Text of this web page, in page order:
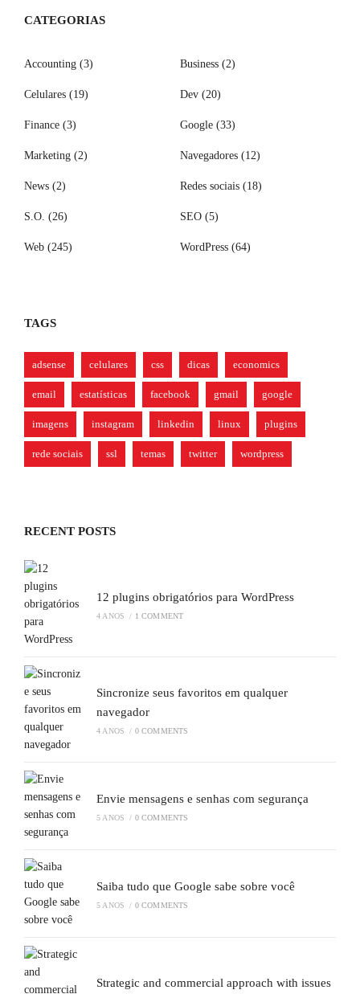
CATEGORIAS
Accounting (3) Business (2)
Celulares (19) Dev (20)
Finance (3) Google (33)
Marketing (2) Navegadores (12)
News (2) Redes sociais (18)
S.O. (26) SEO (5)
Web (245) WordPress (64)
TAGS
adsense celulares css dicas economics
email estatísticas facebook gmail google
imagens instagram linkedin linux plugins
rede sociais ssl temas twitter wordpress
RECENT POSTS
12 plugins obrigatórios para WordPress
4 ANOS / 1 COMMENT
Sincronize seus favoritos em qualquer
navegador
4 ANOS / 0 COMMENTS
Envie mensagens e senhas com segurança
5 ANOS / 0 COMMENTS
Saiba tudo que Google sabe sobre você
5 ANOS / 0 COMMENTS
Strategic and commercial approach with issues